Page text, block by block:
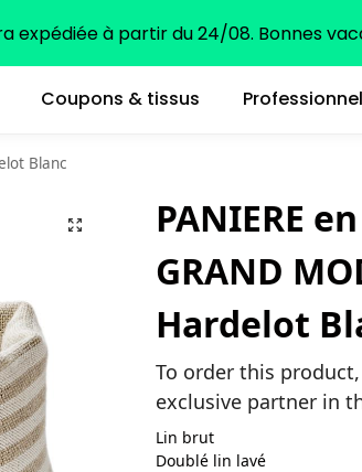
Coupons & tissus
Blanc
PANIERE
GRAND
Hardelot
To order this
exclusive partner in
Lin brut
Doublé lin lavé
expédiée à partir du 24/08. Bonnes